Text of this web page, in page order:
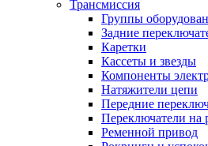
Трансмиссия
Группы
Задние
Каретки
Кассеты и звезды
Компоненты
Натяжители цепи
Передние
Переключатели на
Ременной привод